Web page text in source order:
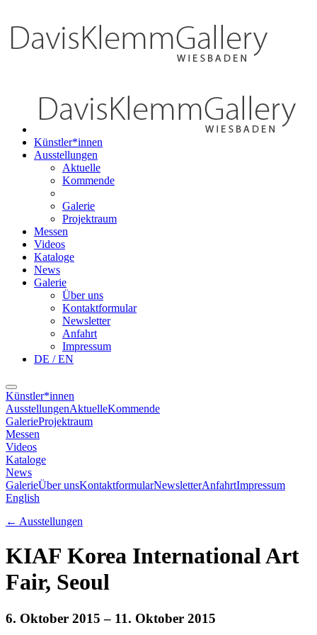
Künstler*innen
Ausstellungen
Aktuelle
Kommende
Galerie
Projektraum
Messen
Videos
Kataloge
News
Galerie
Über uns
Kontaktformular
Newsletter
Anfahrt
Impressum
DE / EN
Künstler*innen
AusstellungenAktuelleKommende
GalerieProjektraum
Messen
Videos
Kataloge
News
GalerieÜber unsKontaktformularNewsletterAnfahrtImpressum
English
← Ausstellungen
KIAF Korea International Art
Fair, Seoul
6. Oktober 2015 – 11. Oktober 2015